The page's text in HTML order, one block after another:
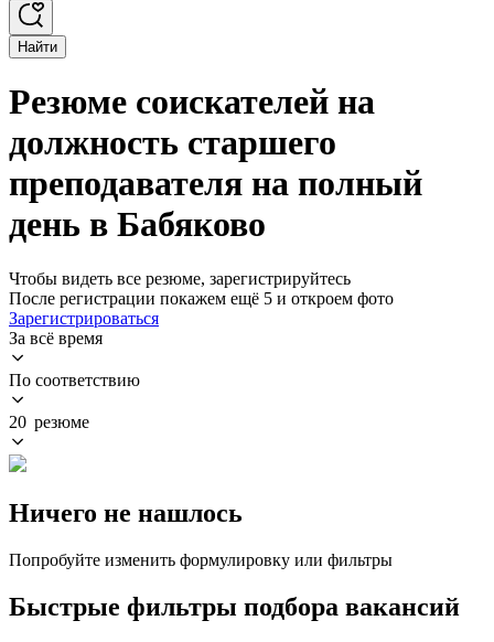
Найти
Резюме соискателей на
должность старшего
преподавателя на полный
день в Бабяково
Чтобы видеть все резюме, зарегистрируйтесь
После регистрации покажем ещё 5 и откроем фото
Зарегистрироваться
За всё время
По соответствию
20 резюме
Ничего не нашлось
Попробуйте изменить формулировку или фильтры
Быстрые фильтры подбора вакансий